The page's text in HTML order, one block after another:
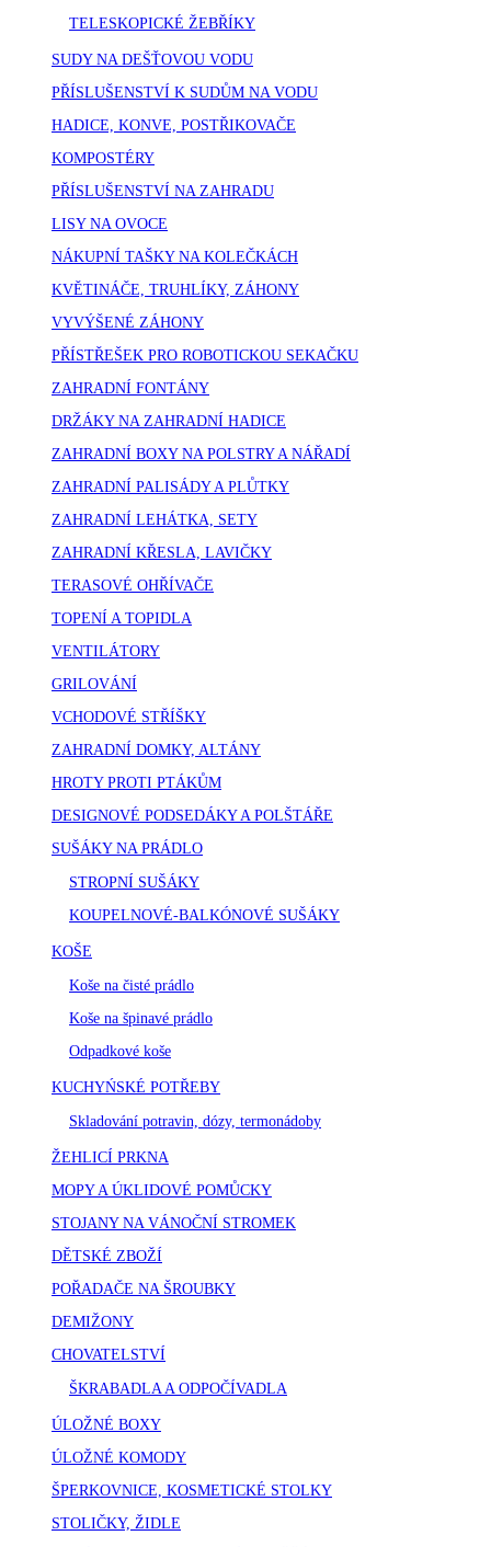
TELESKOPICKÉ ŽEBŘÍKY
SUDY NA DEŠŤOVOU VODU
PŘÍSLUŠENSTVÍ K SUDŮM NA VODU
HADICE, KONVE, POSTŘIKOVAČE
KOMPOSTÉRY
PŘÍSLUŠENSTVÍ NA ZAHRADU
LISY NA OVOCE
NÁKUPNÍ TAŠKY NA KOLEČKÁCH
KVĚTINÁČE, TRUHLÍKY, ZÁHONY
VYVÝŠENÉ ZÁHONY
PŘÍSTŘEŠEK PRO ROBOTICKOU SEKAČKU
ZAHRADNÍ FONTÁNY
DRŽÁKY NA ZAHRADNÍ HADICE
ZAHRADNÍ BOXY NA POLSTRY A NÁŘADÍ
ZAHRADNÍ PALISÁDY A PLŮTKY
ZAHRADNÍ LEHÁTKA, SETY
ZAHRADNÍ KŘESLA, LAVIČKY
TERASOVÉ OHŘÍVAČE
TOPENÍ A TOPIDLA
VENTILÁTORY
GRILOVÁNÍ
VCHODOVÉ STŘÍŠKY
ZAHRADNÍ DOMKY, ALTÁNY
HROTY PROTI PTÁKŮM
DESIGNOVÉ PODSEDÁKY A POLŠTÁŘE
SUŠÁKY NA PRÁDLO
STROPNÍ SUŠÁKY
KOUPELNOVÉ-BALKÓNOVÉ SUŠÁKY
KOŠE
Koše na čisté prádlo
Koše na špinavé prádlo
Odpadkové koše
KUCHYŃSKÉ POTŘEBY
Skladování potravin, dózy, termonádoby
ŽEHLICÍ PRKNA
MOPY A ÚKLIDOVÉ POMŮCKY
STOJANY NA VÁNOČNÍ STROMEK
DĚTSKÉ ZBOŽÍ
POŘADAČE NA ŠROUBKY
DEMIŽONY
CHOVATELSTVÍ
ŠKRABADLA A ODPOČÍVADLA
ÚLOŽNÉ BOXY
ÚLOŽNÉ KOMODY
ŠPERKOVNICE, KOSMETICKÉ STOLKY
STOLIČKY, ŽIDLE